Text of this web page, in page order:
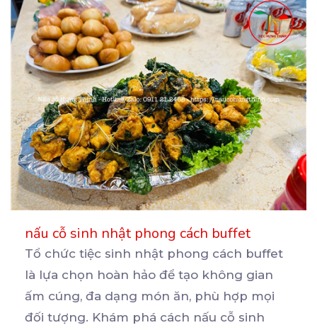
nấu cỗ sinh nhật phong cách buffet
Tổ chức tiệc sinh nhật phong cách buffet
là lựa chọn hoàn hảo để tạo không gian
ấm cúng, đa dạng món ăn, phù hợp mọi
đối tượng. Khám phá cách nấu cỗ sinh